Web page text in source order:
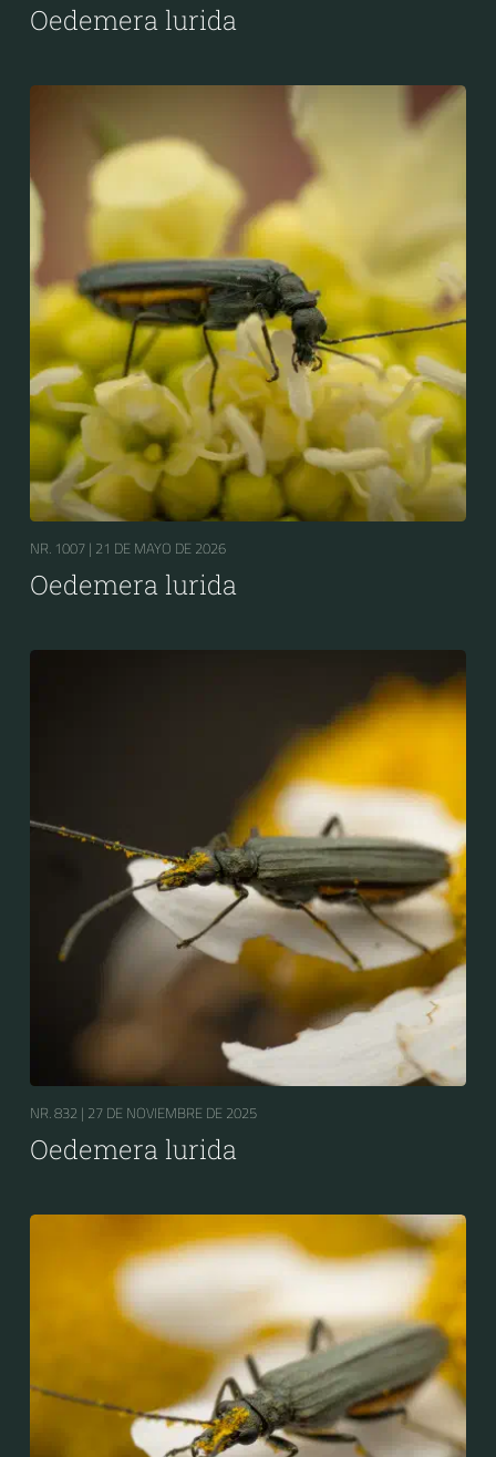
Oedemera lurida
NR. 1007 | 21 DE MAYO DE 2026
Oedemera lurida
NR. 832 | 27 DE NOVIEMBRE DE 2025
Oedemera lurida